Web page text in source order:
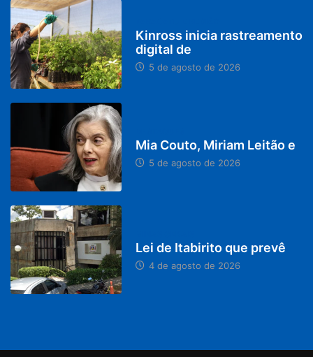
Kinross inicia rastreamento
digital de
5 de agosto de 2026
Mia Couto, Miriam Leitão e
5 de agosto de 2026
Lei de Itabirito que prevê
4 de agosto de 2026